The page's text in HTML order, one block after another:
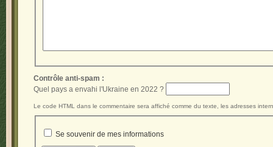
Contrôle anti-spam :
Quel pays a envahi l'Ukraine en 2022 ?
Le code HTML dans le commentaire sera affiché comme du texte, les adresses
Se souvenir de mes informations